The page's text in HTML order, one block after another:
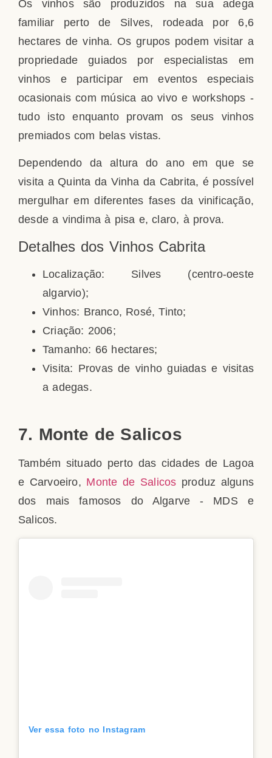
Os vinhos são produzidos na sua adega
familiar perto de Silves, rodeada por 6,6
hectares de vinha. Os grupos podem visitar a
propriedade guiados por especialistas em
vinhos e participar em eventos especiais
ocasionais com música ao vivo e workshops -
tudo isto enquanto provam os seus vinhos
premiados com belas vistas.
Dependendo da altura do ano em que se
visita a Quinta da Vinha da Cabrita, é possível
mergulhar em diferentes fases da vinificação,
desde a vindima à pisa e, claro, à prova.
Detalhes dos Vinhos Cabrita
Localização: Silves (centro-oeste
algarvio);
Vinhos: Branco, Rosé, Tinto;
Criação: 2006;
Tamanho: 66 hectares;
Visita: Provas de vinho guiadas e visitas
a adegas.
7. Monte de Salicos
Também situado perto das cidades de Lagoa
e Carvoeiro, Monte de Salicos produz alguns
dos mais famosos do Algarve - MDS e
Salicos.
Ver essa foto no Instagram